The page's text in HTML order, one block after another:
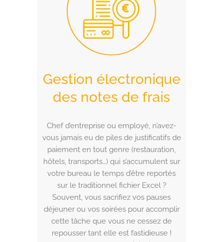
Gestion électronique
des notes de frais
Chef d’entreprise ou employé, n’avez-
vous jamais eu de piles de justificatifs de
paiement en tout genre (restauration,
hôtels, transports…) qui s’accumulent sur
votre bureau le temps d’être reportés
sur le traditionnel fichier Excel ?
Souvent, vous sacrifiez vos pauses
déjeuner ou vos soirées pour accomplir
cette tâche que vous ne cessez de
repousser tant elle est fastidieuse !